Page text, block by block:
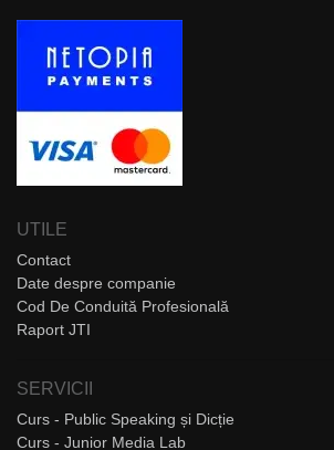
UTILE
Contact
Date despre companie
Cod De Conduită Profesională
Raport JTI
SERVICII
Curs - Public Speaking și Dicție
Curs - Junior Media Lab